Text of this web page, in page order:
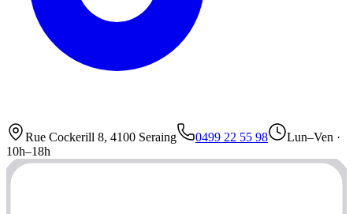
Rue Cockerill 8, 4100 Seraing 0499 22 55 98
Lun–Ven ·
10h–18h